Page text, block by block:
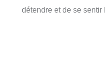
détendre et de se sentir